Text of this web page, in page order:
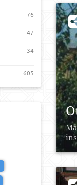
76
47
34
605